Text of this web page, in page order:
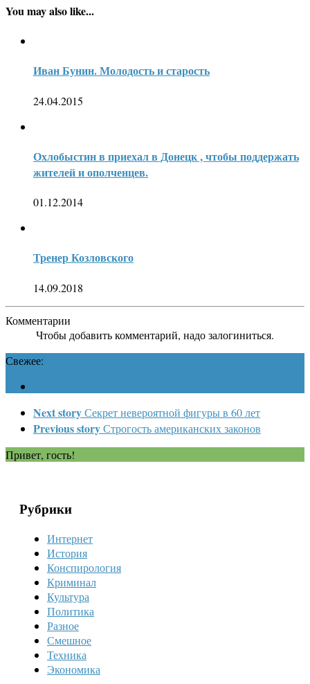
You may also like...
Иван Бунин. Молодость и старость
24.04.2015
Охлобыстин в приехал в Донецк , чтобы поддержать
жителей и ополченцев.
01.12.2014
Тренер Козловского
14.09.2018
Комментарии
Чтобы добавить комментарий, надо залогиниться.
Свежее:
Next storyСекрет невероятной фигуры в 60 лет
Previous storyСтрогость американских законов
Привет, гость!
Рубрики
Интернет
История
Конспирология
Криминал
Культура
Политика
Разное
Смешное
Техника
Экономика